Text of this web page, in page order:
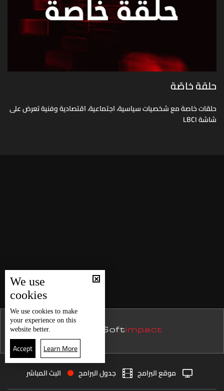
الرئيسية الأخبار البث المباشر
حلقة خاصّة
حلقات خاصة مع شخصيات سياسية، اجتماعية، اقتصادية وفنية تعرض على
شاشة LBCI
We use
cookies
We use cookies to make
your experience on this
website better.
Accept
Learn More
موقع البرامج
جدول البرامج البث المباشر